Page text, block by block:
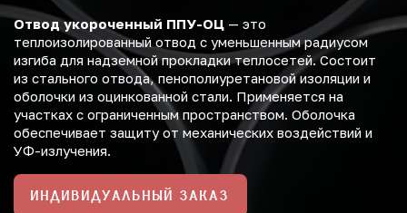
Отвод укороченный ППУ-ОЦ — это
теплоизолированный отвод с уменьшенным радиусом
изгиба для надземной прокладки теплосетей. Состоит
из стального отвода, пенополиуретановой изоляции и
оболочки из оцинкованной стали. Применяется на
участках с ограниченным пространством. Оболочка
обеспечивает защиту от механических воздействий и
УФ-излучения.
ИНДИВИДУАЛЬНЫЙ ЗАКАЗ